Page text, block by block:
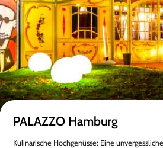
PALAZZO Hamburg
Kulinarische Hochgenüsse: Eine